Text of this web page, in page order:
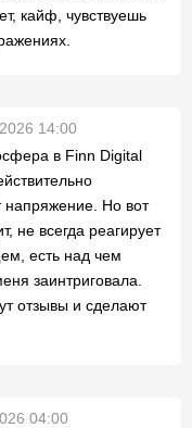
кайф, чувствуешь
14:00
в Finn Digital
напряжение. Но вот
не всегда реагирует
есть над чем
заинтриговала.
отзывы и сделают
04:00